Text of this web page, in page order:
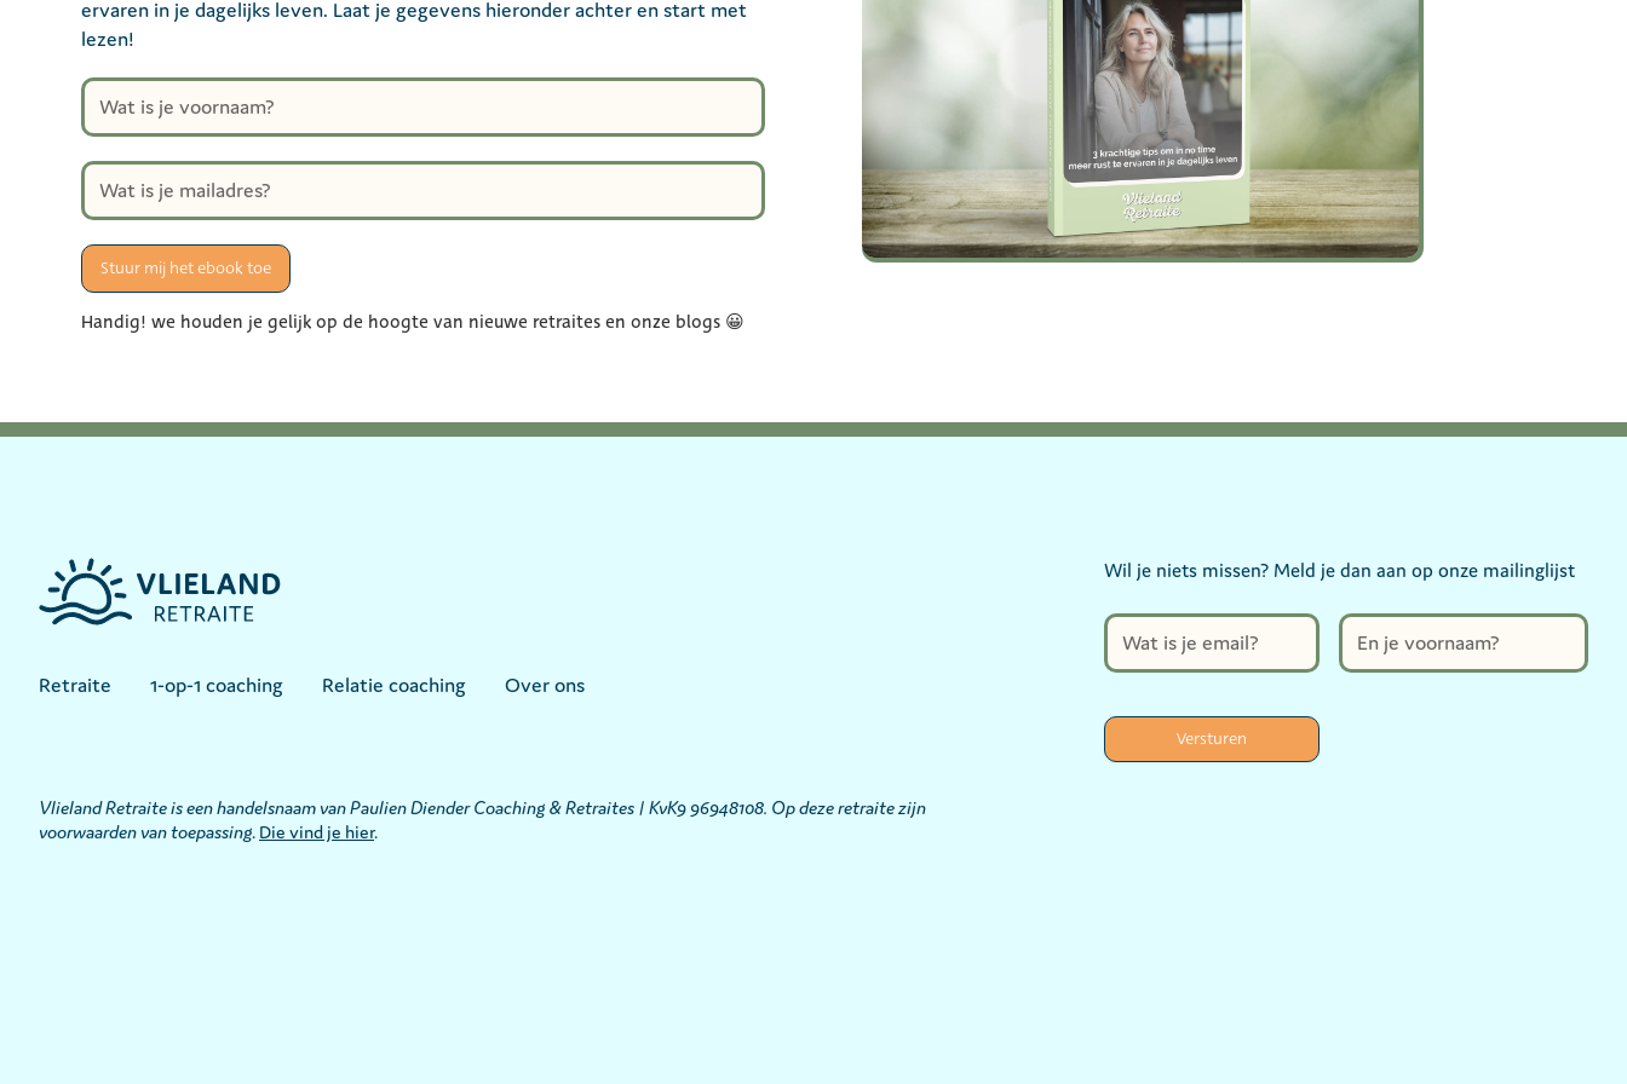
ervaren in je dagelijks leven. Laat je gegevens hieronder achter en start met
lezen!
Handig! we houden je gelijk op de hoogte van nieuwe retraites en onze blogs 😀
Retraite 1-op-1 coaching Relatie coaching Over ons
Wil je niets missen? Meld je dan aan op onze mailinglijst
Vlieland Retraite is een handelsnaam van Paulien Diender Coaching & Retraites | KvK9 96948108. Op deze retraite zijn
voorwaarden van toepassing. Die vind je hier.